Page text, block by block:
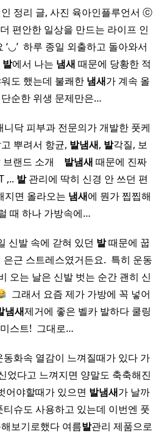
정리 글, 사진 육아인플루언서 ⓒ
편안한 일상을 만드는 라이프 인
하루 종일 외출하고 돌아와서
발에서 나는 냄새 때문에 당황한 적
도 했는데 불쾌한 냄새가 계속 올
순한 위생 문제만은…
닥 피부과 전문의가 개발한 풋케
뿌려서 항균, 발냄새, 발각질, 보
랜드 소개
발냄새 때문에 진짜
,.. 발관리에 딱히 신경 안 쓰던 편
지면 올라오는 냄새에 뭔가 찝찝해
때 하나 가방속에…
신발 속에 갇혀 있던 발때문에 꿉
은근 스트레스였거든요. ​ 특히 운동
오는 날은 신발 벗는 순간 괜히 신
​ 그래서 요즘 제가 가방에 꼭 넣어
냄새제거에 좋은 벨카 발하다 쿨링
스트! ​ 그대로…
화속 열감이 느껴질때가 있다 가
었다고 느껴지면 양말도 축축해진
어야할때가 있으면 발냄새가 날까
슈도 사용하고 있는데 이번엔 풋
보기로했다 여름발관리 제품으로